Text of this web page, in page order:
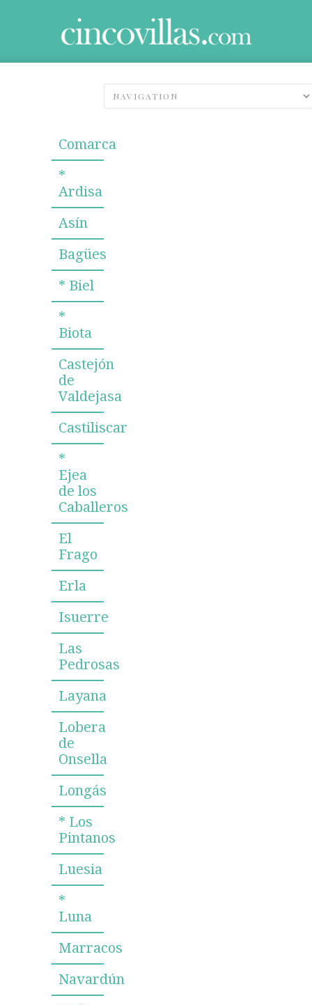
Comarca
*
Ardisa
Asín
Bagües
* Biel
*
Biota
Castejón
de
Valdejasa
Castiliscar
*
Ejea
de los
Caballeros
El
Frago
Erla
Isuerre
Las
Pedrosas
Layana
Lobera
de
Onsella
Longás
* Los
Pintanos
Luesia
*
Luna
Marracos
Navardún